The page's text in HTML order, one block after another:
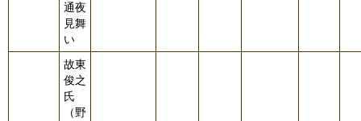
通夜
見舞
い
故東
俊之
氏
（野